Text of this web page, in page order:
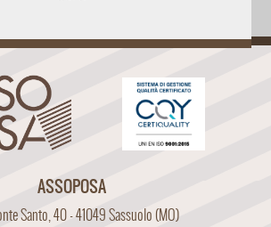
ASSOPOSA
Santo, 40 - 41049 Sassuolo (MO)